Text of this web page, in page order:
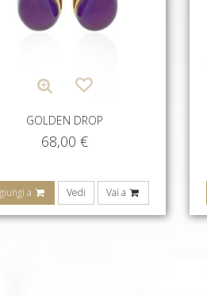
GOLDEN DROP
68,00 €
a Vedi Vai a